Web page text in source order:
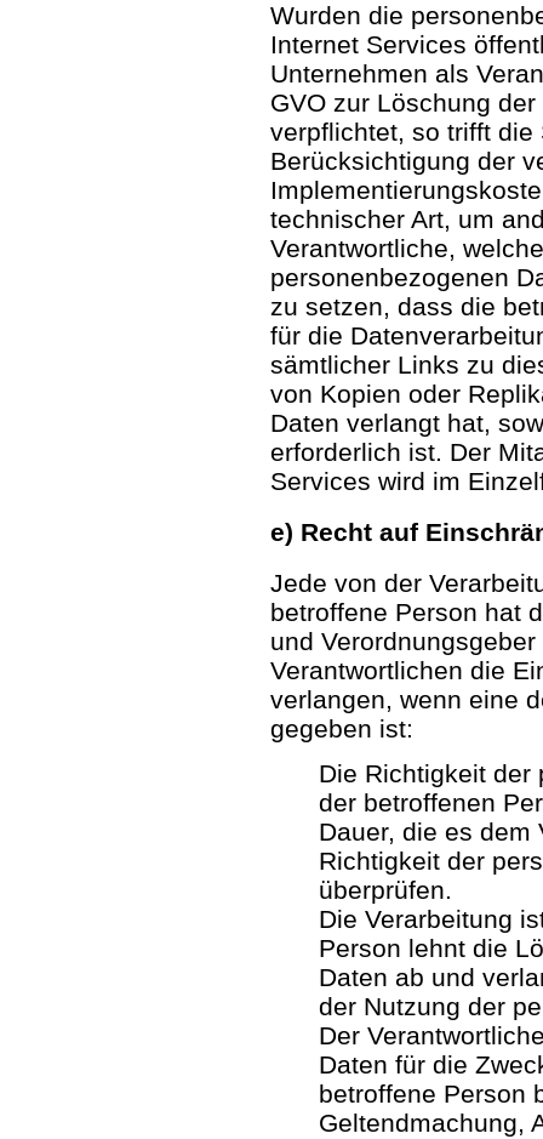
Wurden die
Internet Services
Unternehmen als
GVO zur Löschung
verpflichtet, so trifft die
Berücksichtigung der
technischer Art, um
Verantwortliche,
personenbezogenen
zu setzen, dass die
für die
sämtlicher Links zu
von Kopien oder
Daten verlangt hat,
erforderlich ist. Der
Services wird im
e) Recht auf
Jede von der
betroffene Person hat
und
Verantwortlichen die
verlangen, wenn eine
gegeben ist:
Die Richtigkeit der
der betroffenen
Dauer, die es dem
Richtigkeit der
überprüfen.
Die Verarbeitung
Person lehnt die
Daten ab und
der Nutzung der
Der
Daten für die
betroffene Person
Geltendmachung,